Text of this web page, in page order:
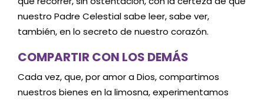
nuestro Padre Celestial sabe leer, sabe ver,
también, en lo secreto de nuestro corazón.
COMPARTIR CON LOS DEMÁS
Cada vez, que, por amor a Dios, compartimos
nuestros bienes en la limosna, experimentamos